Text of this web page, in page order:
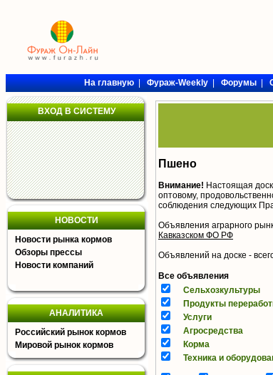
На главную|Фураж-Weekly|Форумы|
ВХОД В СИСТЕМУ
НОВОСТИ
Новости рынка кормов
Обзоры прессы
Новости компаний
АНАЛИТИКА
Российский рынок кормов
Мировой рынок кормов
Пшено
Внимание! Настоящая
оптовому,
соблюдения следующих
Объявления аграрного
Кавказском ФО РФ
Объявлений на доске -
Все объявления
Сельхозкультуры
Продукты
Услуги
Агросредства
Корма
Техника и